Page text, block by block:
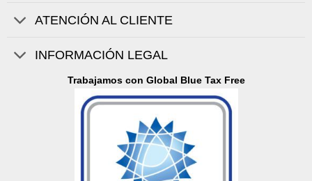
ATENCIÓN AL CLIENTE
INFORMACIÓN LEGAL
Trabajamos con Global Blue Tax Free